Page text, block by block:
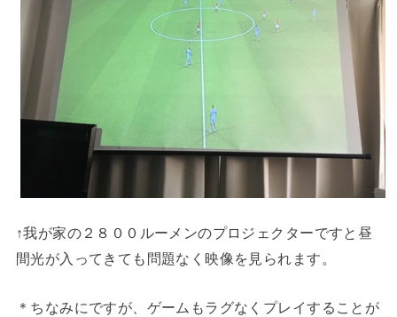
↑我が家の２８００ルーメンのプロジェクターですと昼
間光が入ってきても問題なく映像を見られます。
＊ちなみにですが、ゲームもラグなくプレイすることが